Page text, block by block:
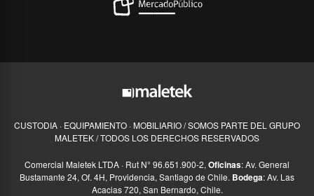
CUSTODIA · EQUIPAMIENTO · MOBILIARIO / SOMOS PARTE DEL GRUPO
MALETEK / TODOS LOS DERECHOS RESERVADOS
Comercial Maletek LTDA · Rut N° 96.651.900-2, Oficinas: Av. General
Bustamante 24, Of. 4H, Providencia, Santiago de Chile. Bodega: Av. Las
Acacias 720, San Bernardo, Chile.